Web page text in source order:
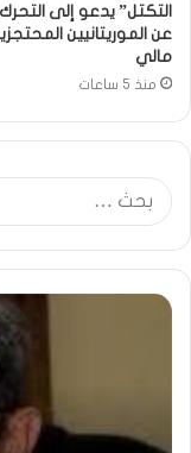
التكتل” يدعو إلى التحرك
عن الموريتانيين
مالي
منذ 5 ساعات
ومضة